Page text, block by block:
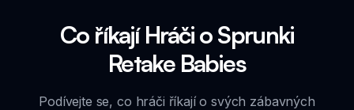
Co říkají Hráči o Sprunki
Retake Babies
Podívejte se, co hráči říkají o svých zábavných